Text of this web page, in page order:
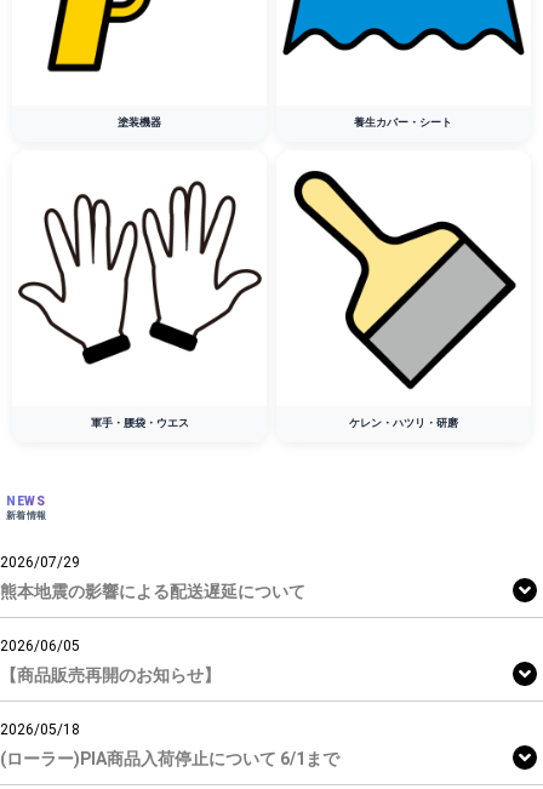
塗装機器 養生カバー・シート
軍手・腰袋・ウエス ケレン・ハツリ・研磨
NEWS
新着情報
2026/07/29
熊本地震の影響による配送遅延について
2026/06/05
【商品販売再開のお知らせ】
2026/05/18
(ローラー)PIA商品入荷停止について 6/1まで